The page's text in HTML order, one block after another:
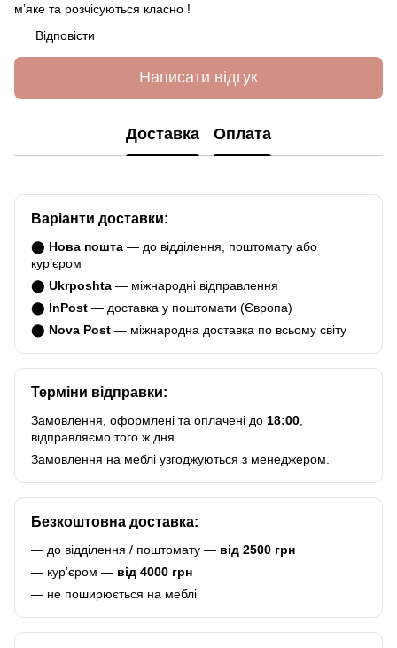
мʼяке та розчісуються класно !
Відповісти
Написати відгук
Доставка Оплата
Варіанти доставки:
⬤ Нова пошта — до відділення, поштомату або
курʼєром
⬤ Ukrposhta — міжнародні відправлення
⬤ InPost — доставка у поштомати (Європа)
⬤ Nova Post — міжнародна доставка по всьому світу
Терміни відправки:
Замовлення, оформлені та оплачені до 18:00
відправляємо того ж дня.
Замовлення на меблі узгоджуються з менеджером.
Безкоштовна доставка:
— до відділення / поштомату — від 2500 грн
— курʼєром — від 4000 грн
— не поширюється на меблі